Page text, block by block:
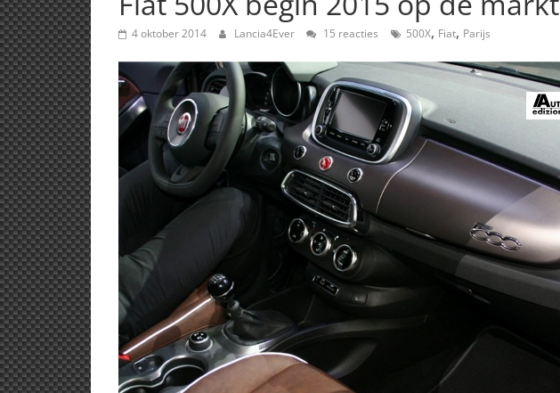
lifestyle
4 oktober 2014 Lancia4Ever 15 reacties 500X, Fiat, Parijs